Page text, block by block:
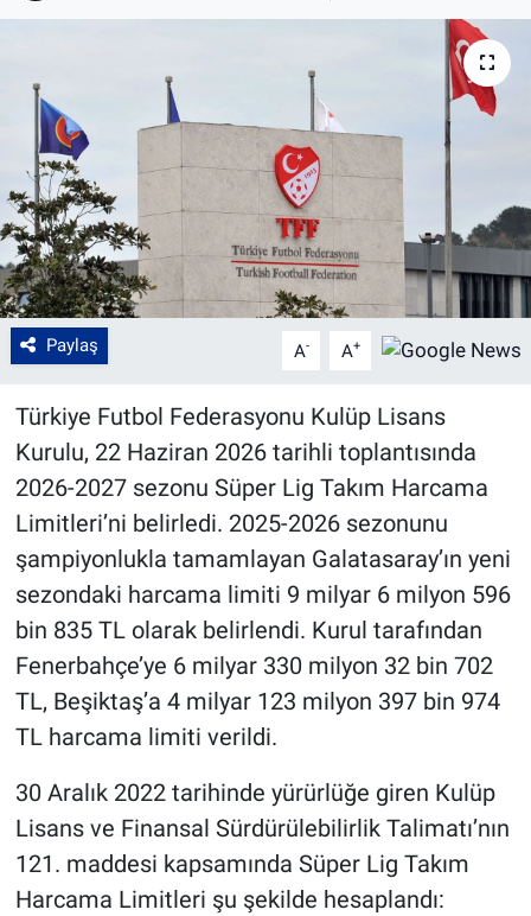
Paylaş A- A+
Türkiye Futbol Federasyonu Kulüp Lisans
Kurulu, 22 Haziran 2026 tarihli toplantısında
2026-2027 sezonu Süper Lig Takım Harcama
Limitleri’ni belirledi. 2025-2026 sezonunu
şampiyonlukla tamamlayan Galatasaray’ın yeni
sezondaki harcama limiti 9 milyar 6 milyon 596
bin 835 TL olarak belirlendi. Kurul tarafından
Fenerbahçe’ye 6 milyar 330 milyon 32 bin 702
TL, Beşiktaş’a 4 milyar 123 milyon 397 bin 974
TL harcama limiti verildi.
30 Aralık 2022 tarihinde yürürlüğe giren Kulüp
Lisans ve Finansal Sürdürülebilirlik Talimatı’nın
121. maddesi kapsamında Süper Lig Takım
Harcama Limitleri şu şekilde hesaplandı: